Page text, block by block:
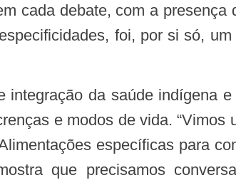
cada debate, com a
foi, por si só,
e modos de vida.
específicas para
que precisamos